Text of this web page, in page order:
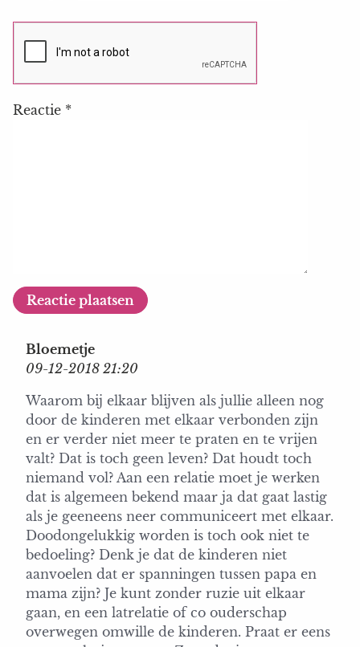
Reactie *
Bloemetje
09-12-2018 21:20
Waarom bij elkaar blijven als jullie alleen nog
door de kinderen met elkaar verbonden zijn
en er verder niet meer te praten en te vrijen
valt? Dat is toch geen leven? Dat houdt toch
niemand vol? Aan een relatie moet je werken
dat is algemeen bekend maar ja dat gaat lastig
als je geeneens neer communiceert met elkaar.
Doodongelukkig worden is toch ook niet te
bedoeling? Denk je dat de kinderen niet
aanvoelen dat er spanningen tussen papa en
mama zijn? Je kunt zonder ruzie uit elkaar
gaan, en een latrelatie of co ouderschap
overwegen omwille de kinderen. Praat er eens